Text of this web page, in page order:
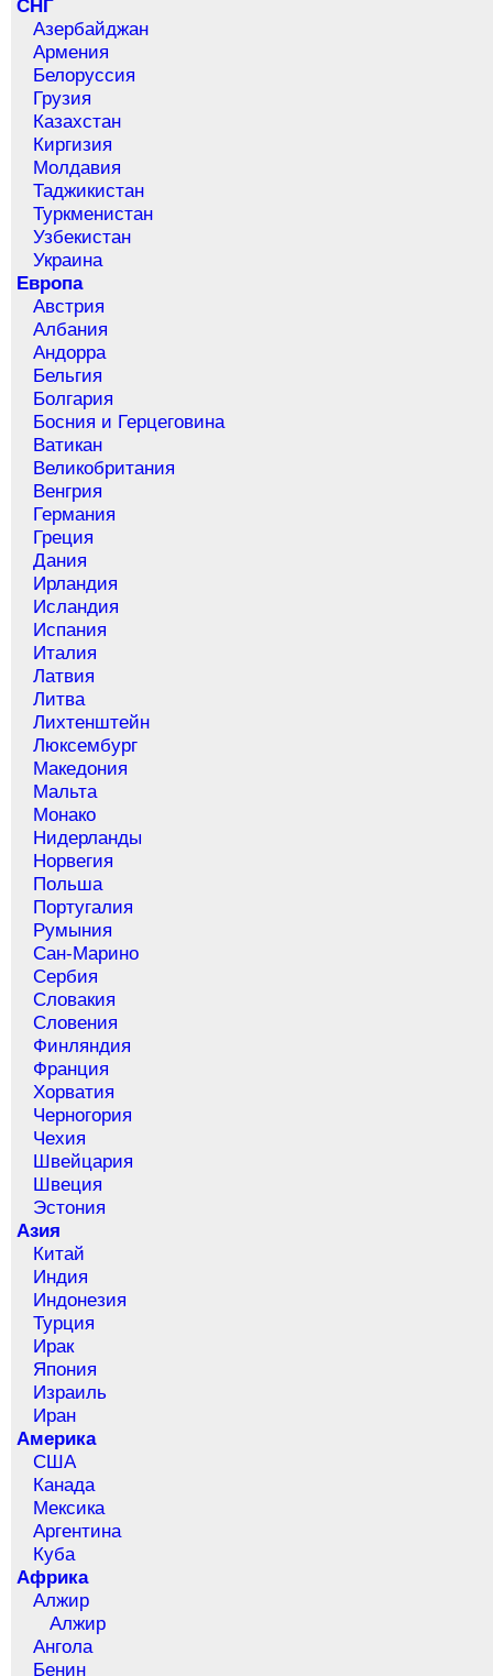
СНГ
Азербайджан
Армения
Белоруссия
Грузия
Казахстан
Киргизия
Молдавия
Таджикистан
Туркменистан
Узбекистан
Украина
Европа
Австрия
Албания
Андорра
Бельгия
Болгария
Босния и Герцеговина
Ватикан
Великобритания
Венгрия
Германия
Греция
Дания
Ирландия
Исландия
Испания
Италия
Латвия
Литва
Лихтенштейн
Люксембург
Македония
Мальта
Монако
Нидерланды
Норвегия
Польша
Португалия
Румыния
Сан-Марино
Сербия
Словакия
Словения
Финляндия
Франция
Хорватия
Черногория
Чехия
Швейцария
Швеция
Эстония
Азия
Китай
Индия
Индонезия
Турция
Ирак
Япония
Израиль
Иран
Америка
США
Канада
Мексика
Аргентина
Куба
Африка
Алжир
Алжир
Ангола
Бенин